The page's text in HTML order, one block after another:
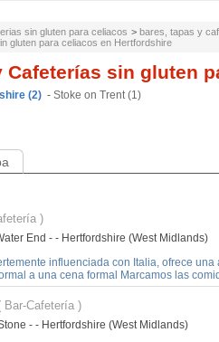
sin gluten para celiacos > bares, tapas y
gluten para celiacos en Hertfordshire
Cafeterías sin gluten
(2) - Stoke on Trent (1)
)
End - - Hertfordshire (West Midlands)
influenciada con Italia, ofrece
a una cena formal Marcamos las
Bar-Cafetería )
- - Hertfordshire (West Midlands)